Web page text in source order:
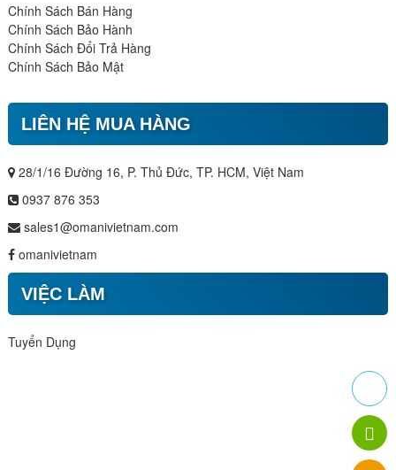
Chính Sách Bán Hàng
Chính Sách Bảo Hành
Chính Sách Đổi Trả Hàng
Chính Sách Bảo Mật
LIÊN HỆ MUA HÀNG
28/1/16 Đường 16, P. Thủ Đức, TP. HCM, Việt Nam
0937 876 353
sales1@omanivietnam.com
omanivietnam
VIỆC LÀM
Tuyển Dụng